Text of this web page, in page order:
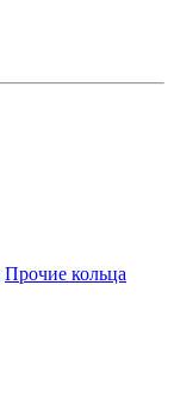
Прочие кольца